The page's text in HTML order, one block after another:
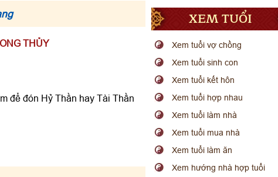
THỦY
để đón Hỷ Thần hay Tài Thần
XEM TUỔI
Xem tuổi vợ chồng
Xem tuổi sinh con
Xem tuổi kết hôn
Xem tuổi hợp nhau
Xem tuổi làm nhà
Xem tuổi mua nhà
Xem tuổi làm ăn
Xem hướng nhà hợp tuổi